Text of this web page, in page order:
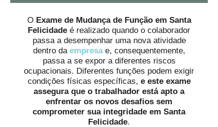
O Exame de Mudança de Função em Santa
Felicidade é realizado quando o colaborador
passa a desempenhar uma nova atividade
dentro da empresa e, consequentemente,
passa a se expor a diferentes riscos
ocupacionais. Diferentes funções podem exigir
condições físicas específicas, e este exame
assegura que o trabalhador está apto a
enfrentar os novos desafios sem
comprometer sua integridade em Santa
Felicidade.